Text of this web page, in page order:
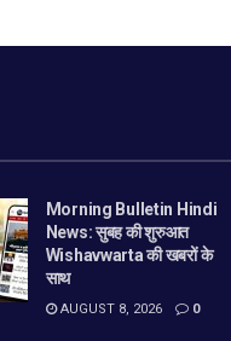
Morning Bulletin Hindi
News: सुबह की शुरुआत
Wishavwarta की खबरों के
साथ
AUGUST 8, 2026 0